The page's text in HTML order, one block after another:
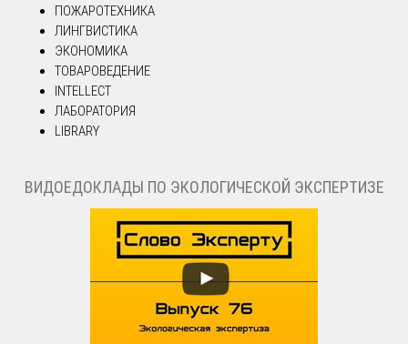
ПОЖАРОТЕХНИКА
ЛИНГВИСТИКА
ЭКОНОМИКА
ТОВАРОВЕДЕНИЕ
INTELLECT
ЛАБОРАТОРИЯ
LIBRARY
ВИДОЕДОКЛАДЫ ПО ЭКОЛОГИЧЕСКОЙ ЭКСПЕРТИЗЕ